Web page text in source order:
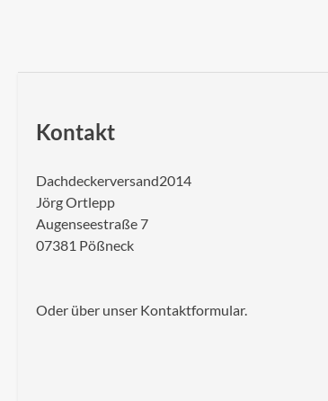
Kontakt
Dachdeckerversand2014
Jörg Ortlepp
Augenseestraße 7
07381 Pößneck
Oder über unser Kontaktformular.